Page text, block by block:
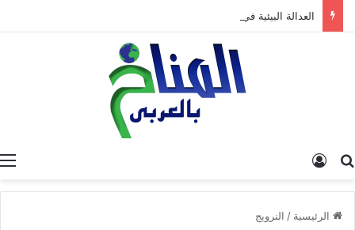
البحث عن
الرئيسية / النرويج